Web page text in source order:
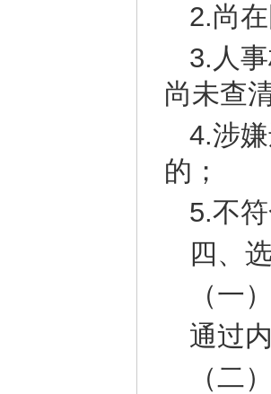
2.尚
3.人
尚未查
4.涉
的；
5.不
四、
（一
通过
（二